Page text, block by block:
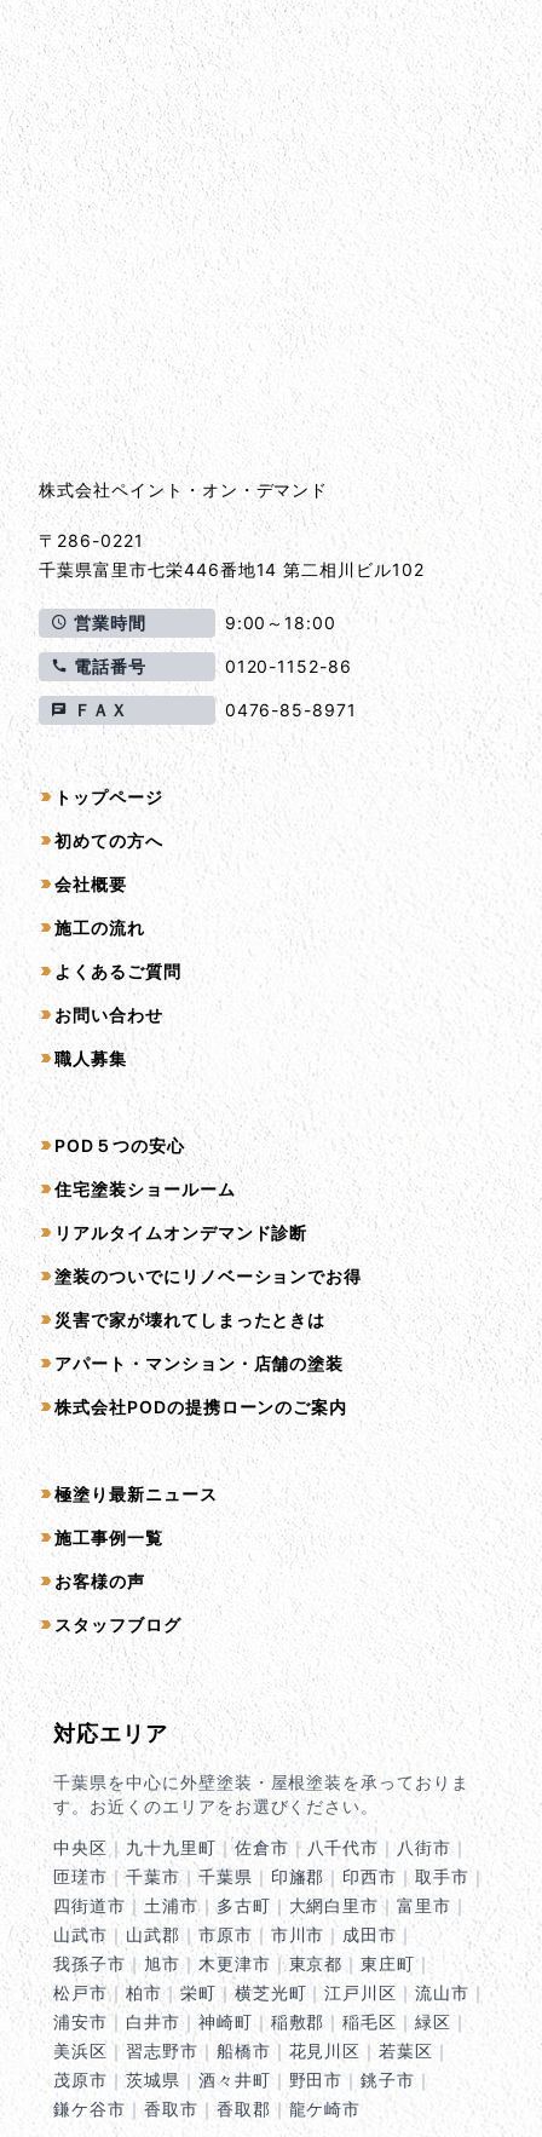
会社情報とサイトマップ
会社情報
株式会社ペイント・オン・デマンド
〒286-0221
千葉県富里市七栄446番地14 第二相川ビル102
営業時間 9:00～18:00
電話番号 0120-1152-86
ＦＡＸ 0476-85-8971
サイトマップ
トップページ
初めての方へ
会社概要
施工の流れ
よくあるご質問
お問い合わせ
職人募集
サービス一覧
POD５つの安心
住宅塗装ショールーム
リアルタイムオンデマンド診断
塗装のついでにリノベーションでお得
災害で家が壊れてしまったときは
アパート・マンション・店舗の塗装
株式会社PODの提携ローンのご案内
コンテンツ一覧
極塗り最新ニュース
施工事例一覧
お客様の声
スタッフブログ
対応エリア
千葉県を中心に外壁塗装・屋根塗装を承っておりま
す。お近くのエリアをお選びください。
中央区 ｜ 九十九里町 ｜佐倉市｜ 八千代市 ｜ 八街市 ｜
匝瑳市｜千葉市｜千葉県 ｜ 印旛郡 ｜ 印西市 ｜取手市 ｜
四街道市 ｜土浦市｜多古町 ｜ 大網白里市 ｜富里市 ｜
山武市 ｜ 山武郡｜ 市原市 ｜ 市川市 ｜ 成田市 ｜
我孫子市 ｜ 旭市 ｜ 木更津市 ｜ 東京都 ｜東庄町｜
松戸市｜ 柏市｜栄町 ｜横芝光町 ｜江戸川区 ｜流山市 ｜
浦安市 ｜ 白井市｜ 神崎町 ｜ 稲敷郡 ｜稲毛区 ｜緑区 ｜
美浜区 ｜ 習志野市 ｜ 船橋市 ｜ 花見川区 ｜若葉区 ｜
茂原市 ｜茨城県 ｜ 酒々井町 ｜ 野田市 ｜銚子市 ｜
鎌ケ谷市 ｜ 香取市 ｜ 香取郡 ｜ 龍ケ崎市